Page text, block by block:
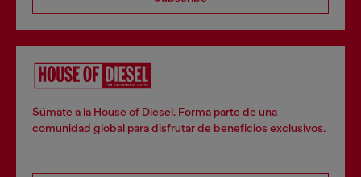
Súmate a la House of Diesel. Forma parte de una
comunidad global para disfrutar de beneficios exclusivos.